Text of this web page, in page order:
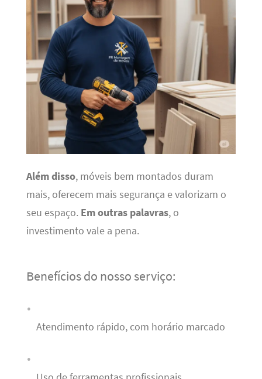
Além disso, móveis bem montados duram
mais, oferecem mais segurança e valorizam o
seu espaço. Em outras palavras, o
investimento vale a pena.
Benefícios do nosso serviço:
Atendimento rápido, com horário marcado